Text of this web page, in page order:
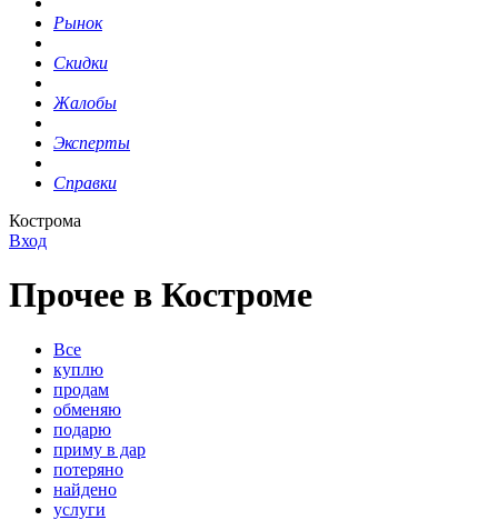
Рынок
Скидки
Жалобы
Эксперты
Справки
Кострома
Вход
Прочее в Костроме
Все
куплю
продам
обменяю
подарю
приму в дар
потеряно
найдено
услуги